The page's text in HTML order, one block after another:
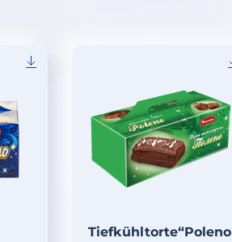
Tiefkühltorte“Poleno